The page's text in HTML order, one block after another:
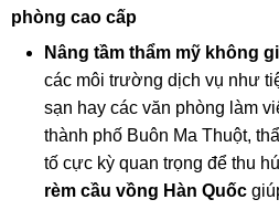
phòng cao cấp
Nâng tầm thẩm mỹ không
các môi trường dịch vụ như
sạn hay các văn phòng làm
thành phố Buôn Ma Thuột,
tố cực kỳ quan trọng để thu
rèm cầu vồng Hàn Quốc